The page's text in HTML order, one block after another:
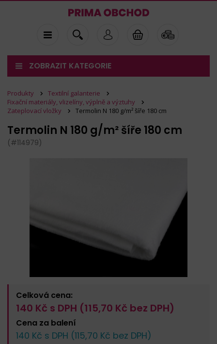
ZOBRAZIT KATEGORIE
Produkty
Textilní galanterie
Fixační materiály, vlizelíny, výplně a výztuhy
Zateplovací vložky
Termolin N 180 g/m² šíře 180 cm
Termolin N 180 g/m² šíře 180 cm
(#114979)
Celková cena:
140 Kč s DPH (115,70 Kč bez DPH)
Cena za balení
140 Kč s DPH (115,70 Kč bez DPH)